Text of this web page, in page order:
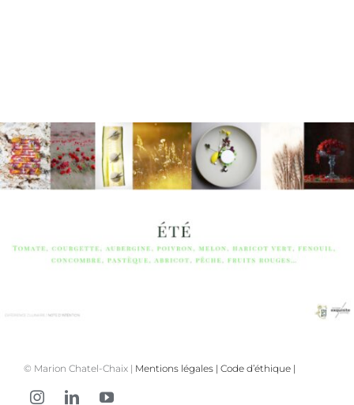
© Marion Chatel-Chaix | Mentions légales| Code d’éthique|